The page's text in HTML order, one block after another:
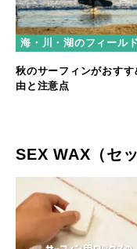
海・川・湖のフィールド
秋のサーフィンがおすす
由と注意点
SEX WAX（セ